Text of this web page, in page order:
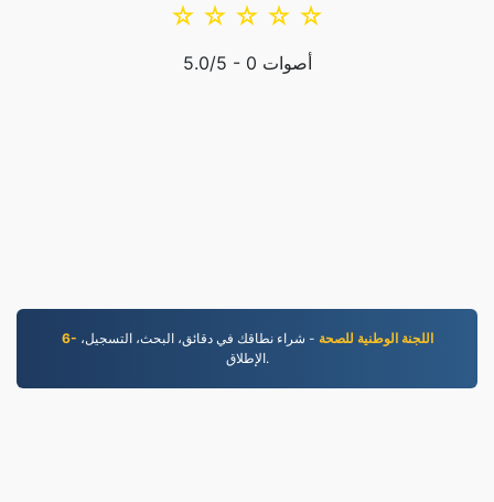
☆
☆
☆
☆
☆
5.0/5 - 0 أصوات
6- اللجنة الوطنية للصحة - شراء نطاقك في دقائق، البحث، التسجيل،
الإطلاق.